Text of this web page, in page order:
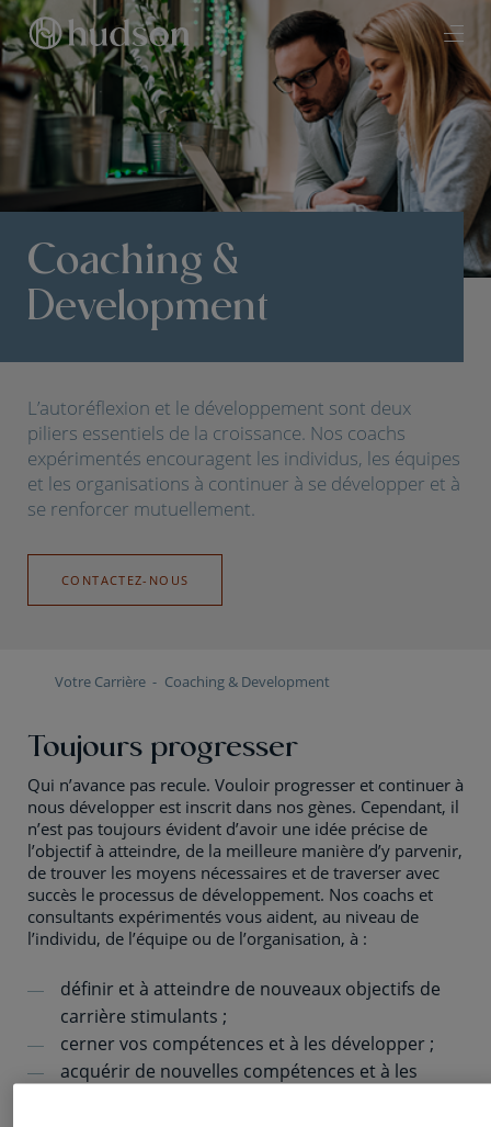
Coaching &
Development
Votre Carrière Coaching & Development
L’autoréflexion et le développement sont deux
piliers essentiels de la croissance. Nos coachs
expérimentés encouragent les individus, les équipes
et les organisations à continuer à se développer et à
se renforcer mutuellement.
CONTACTEZ-NOUS
Toujours progresser
Qui n’avance pas recule. Vouloir progresser et continuer à
nous développer est inscrit dans nos gènes. Cependant, il
n’est pas toujours évident d’avoir une idée précise de
l’objectif à atteindre, de la meilleure manière d’y parvenir,
de trouver les moyens nécessaires et de traverser avec
succès le processus de développement. Nos coachs et
consultants expérimentés vous aident, au niveau de
l’individu, de l’équipe ou de l’organisation, à :
définir et à atteindre de nouveaux objectifs de
carrière stimulants ;
cerner vos compétences et à les développer ;
acquérir de nouvelles compétences et à les